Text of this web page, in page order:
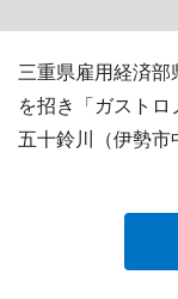
三重県雇用経済
を招き「ガスト
五十鈴川（伊勢市